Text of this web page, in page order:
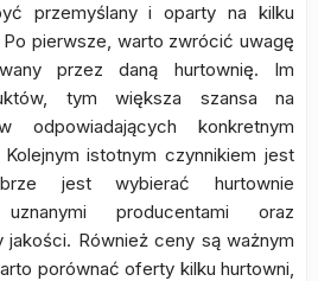
przemyślany i oparty na kilku
pierwsze, warto zwrócić uwagę
przez daną hurtownię. Im
tym większa szansa na
odpowiadających konkretnym
istotnym czynnikiem jest
jest wybierać hurtownie
producentami oraz
Również ceny są ważnym
porównać oferty kilku hurtowni,